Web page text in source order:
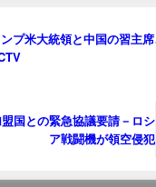
ンプ米大統領と中国の習主
国との緊急協議要請－ロシ
ア戦闘機が領空侵犯